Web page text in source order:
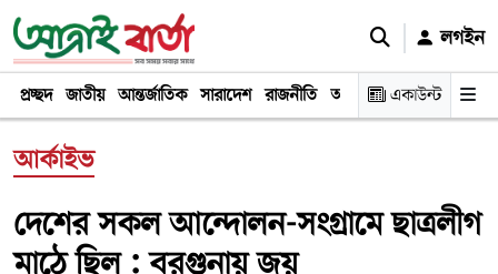
লগইন
প্রচ্ছদ জাতীয় আন্তর্জাতিক সারাদেশ রাজনীতি অর্থনীতি খেলা বিনোদন
একাউন্ট
আর্কাইভ
দেশের সকল আন্দোলন-সংগ্রামে ছাত্রলীগ
মাঠে ছিল : বরগুনায় জয়